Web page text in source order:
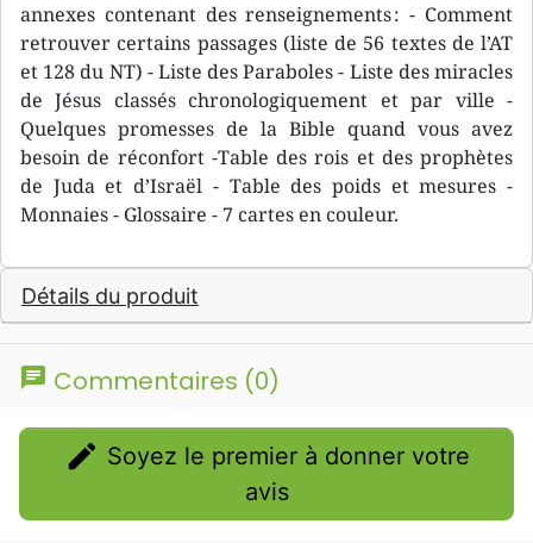
annexes contenant des renseignements : - Comment
retrouver certains passages (liste de 56 textes de l’AT
et 128 du NT) - Liste des Paraboles - Liste des miracles
de Jésus classés chronologiquement et par ville -
Quelques promesses de la Bible quand vous avez
besoin de réconfort -Table des rois et des prophètes
de Juda et d’Israël - Table des poids et mesures -
Monnaies - Glossaire - 7 cartes en couleur.
Détails du produit
chat Commentaires (0)
edit
avis